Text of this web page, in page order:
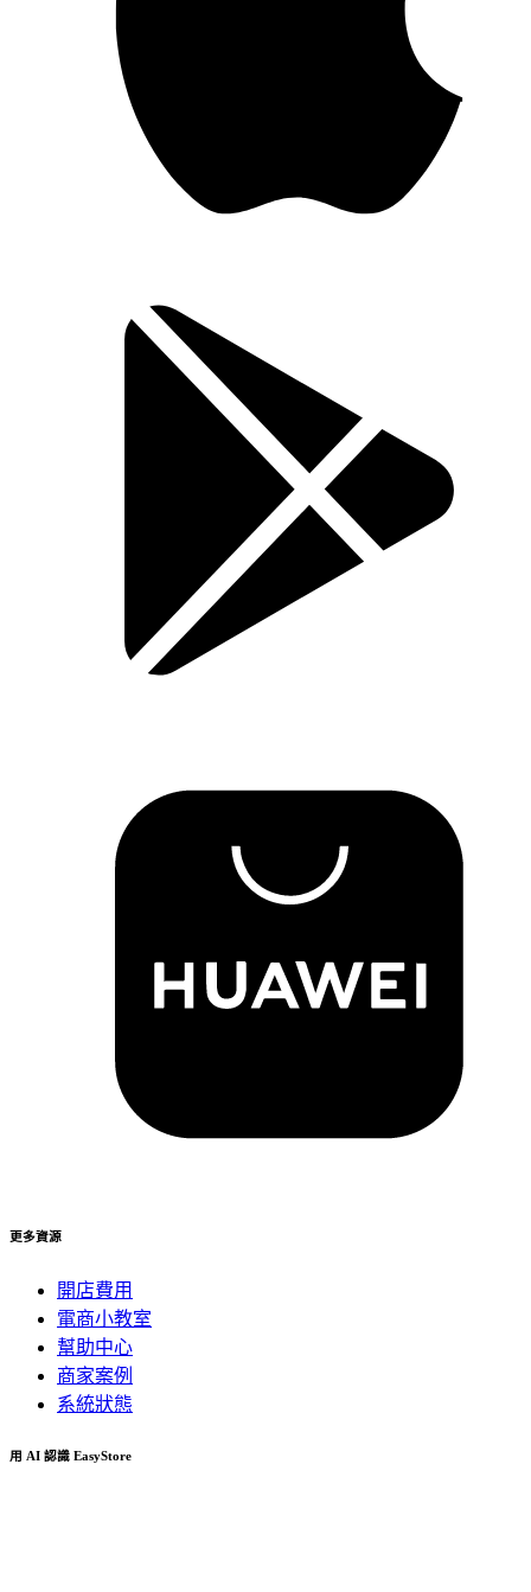
更多資源
開店費用
電商小教室
幫助中心
商家案例
系統狀態
用 AI 認識 EasyStore